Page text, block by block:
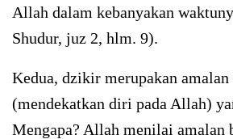
Allah dalam kebanyakan
Shudur, juz 2, hlm. 9).
Kedua, dzikir merupakan amalan
(mendekatkan diri pada Allah)
Mengapa? Allah menilai amalan